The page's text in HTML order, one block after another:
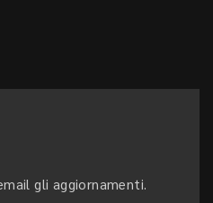
gli aggiornamenti.